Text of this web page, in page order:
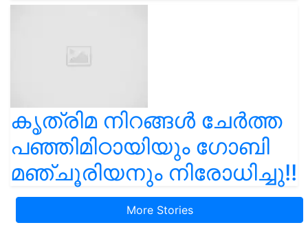
കൃത്രിമ നിറങ്ങൾ ചേർത്ത
പഞ്ഞിമിഠായിയും ഗോബി
മഞ്ചൂരിയനും നിരോധിച്ചു!!
More Stories